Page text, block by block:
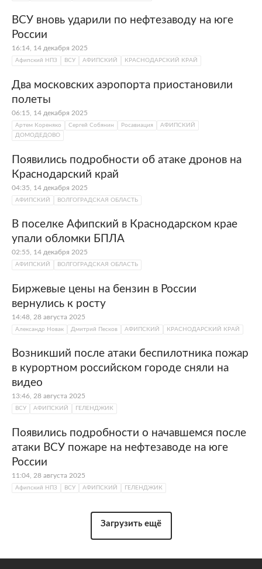
ВСУ вновь ударили по нефтезаводу на юге
России
16:14, 14 декабря 2025
Афипский НПЗ ВСУ АФИПСКИЙ КРАСНОДАРСКИЙ КРАЙ
Два московских аэропорта приостановили
полеты
06:15, 14 декабря 2025
Артем Кореняко Сергей Собянин Росавиация
АФИПСКИЙ
ДОМОДЕДОВО
Появились подробности об атаке дронов на
Краснодарский край
04:35, 14 декабря 2025
АФИПСКИЙ ВОЛГОГРАДСКАЯ ОБЛАСТЬ
В поселке Афипский в Краснодарском крае
упали обломки БПЛА
02:55, 14 декабря 2025
АФИПСКИЙ ВОЛГОГРАДСКАЯ ОБЛАСТЬ
Биржевые цены на бензин в России
вернулись к росту
14:48, 28 августа 2025
Александр Новак Дмитрий Песков АФИПСКИЙ КРАСНОДАРСКИЙ КРАЙ
Возникший после атаки беспилотника пожар
в курортном российском городе сняли на
видео
13:46, 28 августа 2025
ВСУ АФИПСКИЙ ГЕЛЕНДЖИК
Появились подробности о начавшемся после
атаки ВСУ пожаре на нефтезаводе на юге
России
11:04, 28 августа 2025
Афипский НПЗ ВСУ АФИПСКИЙ ГЕЛЕНДЖИК
Загрузить ещё